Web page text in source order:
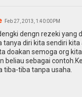
Feb 27, 2013, 1:40:00 PM
dengn rezeki yang
tanya diri kita sendiri
doakan semoga org
beliau sebagai
tiba-tiba tanpa usaha.